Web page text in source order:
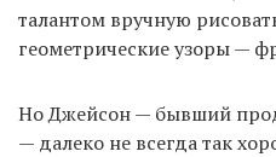
талантом вручную
геометрические узоры —
Но Джейсон — бывший
— далеко не всегда так